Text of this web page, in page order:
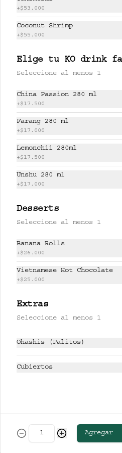
Jugo
CERVEZAS
CLUB
+$53.000
Coconut Shrimp
+$55.000
Elige tu KO drink
Seleccione al menos 1
China Passion 280 ml
+$17.500
Farang 280 ml
+$17.000
Lemonchii 280ml
+$17.500
Unshu 280 ml
+$17.000
Desserts
Seleccione al menos 1
Banana Rolls
+$26.000
Vietnamese Hot Chocolate
+$25.000
Extras
Seleccione al menos 1
Ohashis (Palitos)
Cubiertos
Agregar